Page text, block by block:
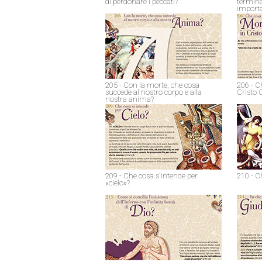
205 - Con la morte, che cosa
succede al nostro corpo e alla
nostra anima?
206 -
Cristo
209 - Che cosa s'intende per
«cielo»?
210 -